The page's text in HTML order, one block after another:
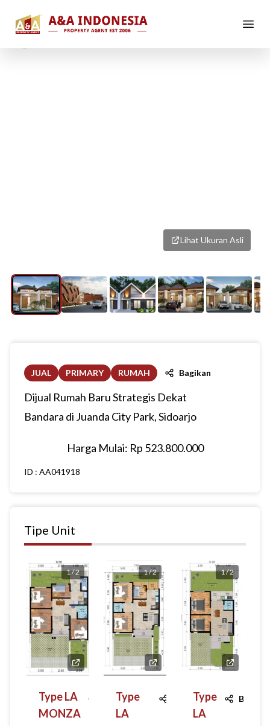
Lihat Ukuran Asli
JUAL PRIMARY RUMAH Bagikan
Dijual Rumah Baru Strategis Dekat
Bandara di Juanda City Park, Sidoarjo
Harga Mulai: Rp 523.800.000
ID : AA041918
Tipe Unit
1/2
Type LA
MONZA
Bagikan
1/2
Type
LA
Bagikan
1/2
Type
LA
Bagikan